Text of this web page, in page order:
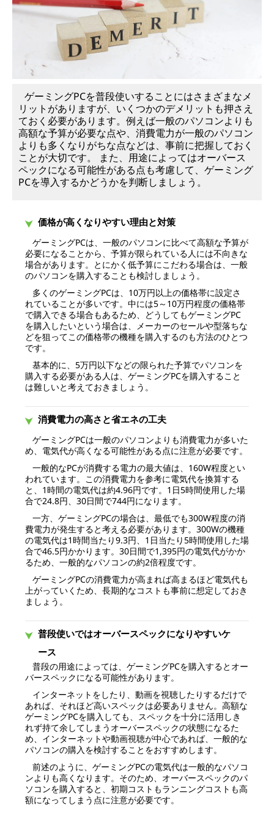
ゲーミングPCを普段使いすることにはさまざまなメ
リットがありますが、いくつかのデメリットも押さえ
ておく必要があります。例えば一般のパソコンよりも
高額な予算が必要な点や、消費電力が一般のパソコン
よりも多くなりがちな点などは、事前に把握しておく
ことが大切です。 また、用途によってはオーバース
ペックになる可能性がある点も考慮して、ゲーミング
PCを導入するかどうかを判断しましょう。
価格が高くなりやすい理由と対策
ゲーミングPCは、一般のパソコンに比べて高額な予算が
必要になることから、予算が限られている人には不向きな
場合があります。とにかく低予算にこだわる場合は、一般
のパソコンを購入することも検討しましょう。
多くのゲーミングPCは、10万円以上の価格帯に設定さ
れていることが多いです。中には5～10万円程度の価格帯
で購入できる場合もあるため、どうしてもゲーミングPC
を購入したいという場合は、メーカーのセールや型落ちな
どを狙ってこの価格帯の機種を購入するのも方法のひとつ
です。
基本的に、5万円以下などの限られた予算でパソコンを
購入する必要がある人は、ゲーミングPCを購入すること
は難しいと考えておきましょう。
消費電力の高さと省エネの工夫
ゲーミングPCは一般のパソコンよりも消費電力が多いた
め、電気代が高くなる可能性がある点に注意が必要です。
一般的なPCが消費する電力の最大値は、160W程度とい
われています。この消費電力を参考に電気代を換算する
と、1時間の電気代は約4.96円です。1日5時間使用した場
合で24.8円、30日間で744円になります。
一方、ゲーミングPCの場合は、最低でも300W程度の消
費電力が発生すると考える必要があります。300Wの機種
の電気代は1時間当たり9.3円、1日当たり5時間使用した場
合で46.5円かかります。30日間で1,395円の電気代がかか
るため、一般的なパソコンの約2倍程度です。
ゲーミングPCの消費電力が高まれば高まるほど電気代も
上がっていくため、長期的なコストも事前に想定しておき
ましょう。
普段使いではオーバースペックになりやすいケ
ース
普段の用途によっては、ゲーミングPCを購入するとオー
バースペックになる可能性があります。
インターネットをしたり、動画を視聴したりするだけで
あれば、それほど高いスペックは必要ありません。高額な
ゲーミングPCを購入しても、スペックを十分に活用しき
れず持て余してしまうオーバースペックの状態になるた
め、インターネットや動画視聴が中心であれば、一般的な
パソコンの購入を検討することをおすすめします。
前述のように、ゲーミングPCの電気代は一般的なパソコ
ンよりも高くなります。そのため、オーバースペックのパ
ソコンを購入すると、初期コストもランニングコストも高
額になってしまう点に注意が必要です。